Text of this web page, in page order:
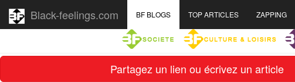
Partagez un lien ou écrivez un article
Black-feelings.com BF BLOGS TOP ARTICLES ZAPPING